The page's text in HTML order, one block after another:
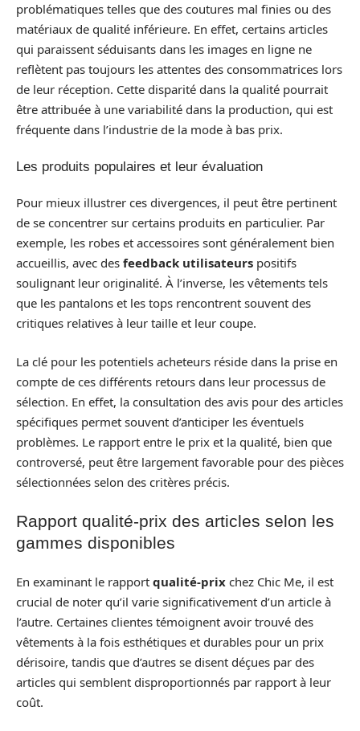
problématiques telles que des coutures mal finies ou des
matériaux de qualité inférieure. En effet, certains articles
qui paraissent séduisants dans les images en ligne ne
reflètent pas toujours les attentes des consommatrices lors
de leur réception. Cette disparité dans la qualité pourrait
être attribuée à une variabilité dans la production, qui est
fréquente dans l’industrie de la mode à bas prix.
Les produits populaires et leur évaluation
Pour mieux illustrer ces divergences, il peut être pertinent
de se concentrer sur certains produits en particulier. Par
exemple, les robes et accessoires sont généralement bien
accueillis, avec des feedback utilisateurs positifs
soulignant leur originalité. À l’inverse, les vêtements tels
que les pantalons et les tops rencontrent souvent des
critiques relatives à leur taille et leur coupe.
La clé pour les potentiels acheteurs réside dans la prise en
compte de ces différents retours dans leur processus de
sélection. En effet, la consultation des avis pour des articles
spécifiques permet souvent d’anticiper les éventuels
problèmes. Le rapport entre le prix et la qualité, bien que
controversé, peut être largement favorable pour des pièces
sélectionnées selon des critères précis.
Rapport qualité-prix des articles selon les
gammes disponibles
En examinant le rapport qualité-prix chez Chic Me, il est
crucial de noter qu’il varie significativement d’un article à
l’autre. Certaines clientes témoignent avoir trouvé des
vêtements à la fois esthétiques et durables pour un prix
dérisoire, tandis que d’autres se disent déçues par des
articles qui semblent disproportionnés par rapport à leur
coût.